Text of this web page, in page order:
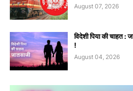
August 07, 2026
विदेशी पिया की चाहत :
!
August 04, 2026